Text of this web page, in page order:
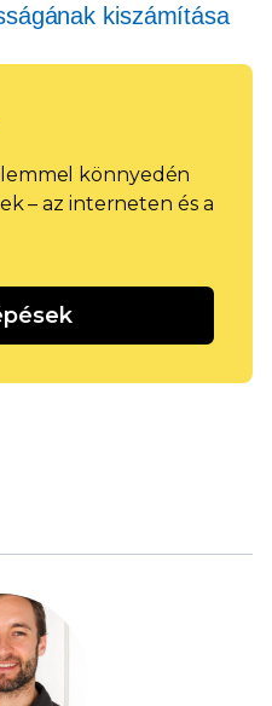
kiszámítása
könnyedén
– az interneten és a